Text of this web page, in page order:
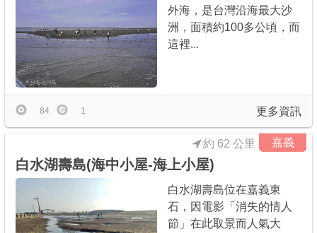
外海，是台灣沿海最大沙
洲，面積約100多公頃，而
這裡...
更多資訊
84 1
嘉義
白水湖壽島(海中小屋-海上小屋)
約 62 公里
白水湖壽島位在嘉義東
石，因電影「消失的情人
節」在此取景而人氣大